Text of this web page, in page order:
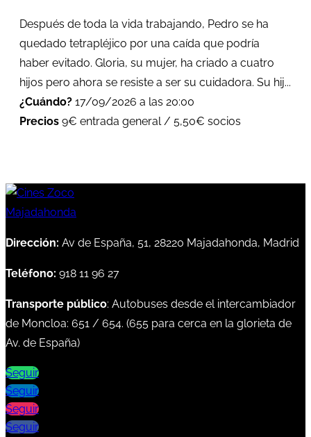
Después de toda la vida trabajando, Pedro se ha
quedado tetrapléjico por una caída que podría
haber evitado. Gloria, su mujer, ha criado a cuatro
hijos pero ahora se resiste a ser su cuidadora. Su hij...
¿Cuándo? 17/09/2026 a las 20:00
Precios 9€ entrada general / 5,50€ socios
Dirección: Av de España, 51, 28220 Majadahonda, Madrid
Teléfono: 918 11 96 27
Transporte público: Autobuses desde el intercambiador
de Moncloa: 651 / 654. (655 para cerca en la glorieta de
Av. de España)
Seguir
Seguir
Seguir
Seguir